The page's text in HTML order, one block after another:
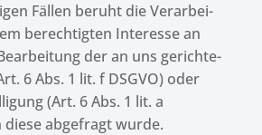
Fällen beruht die Verar­bei­
berech­tig­ten Inter­esse an
der an uns gerich­te­
6 Abs. 1 lit. f DSGVO) oder
(Art. 6 Abs. 1 lit. a
diese abge­fragt wurde.